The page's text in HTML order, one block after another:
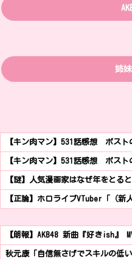
姉
【キン肉マン】531話感想 ポス
【キン肉マン】531話感想 ポス
【謎】人気漫画家はなぜ年をとる
【正論】ホロライブVTuber「（
【朗報】AKB48 新曲『好きish
秋元康「自信無さげでスキルの低